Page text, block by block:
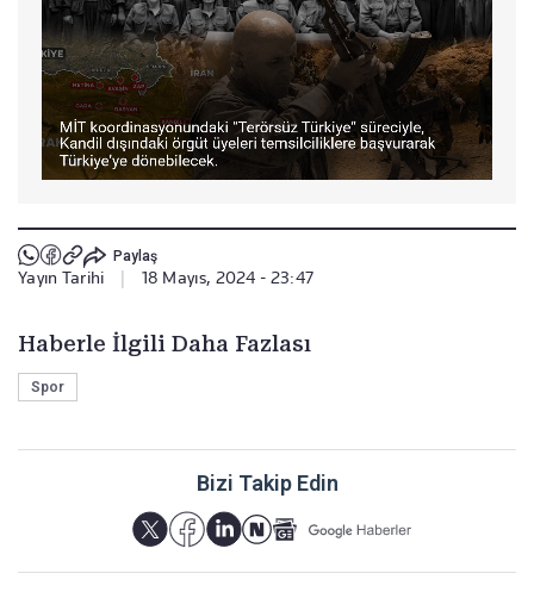
Paylaş
Yayın Tarihi 18 Mayıs, 2024 - 23:47
Haberle İlgili Daha Fazlası
Spor
Bizi Takip Edin